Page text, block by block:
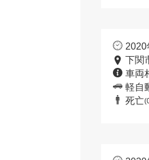
2020
下関
車両
軽自
死亡